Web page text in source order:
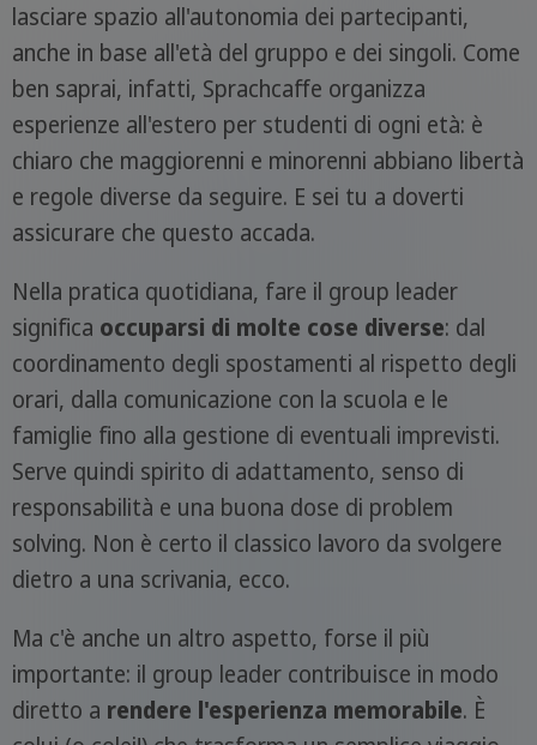
lasciare spazio all'autonomia dei partecipanti,
anche in base all'età del gruppo e dei singoli. Come
ben saprai, infatti, Sprachcaffe organizza
esperienze all'estero per studenti di ogni età: è
chiaro che maggiorenni e minorenni abbiano libertà
e regole diverse da seguire. E sei tu a doverti
assicurare che questo accada.
Nella pratica quotidiana, fare il group leader
significa occuparsi di molte cose diverse: dal
coordinamento degli spostamenti al rispetto degli
orari, dalla comunicazione con la scuola e le
famiglie fino alla gestione di eventuali imprevisti.
Serve quindi spirito di adattamento, senso di
responsabilità e una buona dose di problem
solving. Non è certo il classico lavoro da svolgere
dietro a una scrivania, ecco.
Ma c'è anche un altro aspetto, forse il più
importante: il group leader contribuisce in modo
diretto a rendere l'esperienza memorabile. È